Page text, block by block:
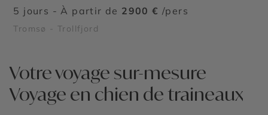
5 jours - À partir de 2900 € /pers
Tromsø - Trollfjord
Votre voyage sur-mesure
Voyage en chien de traineaux